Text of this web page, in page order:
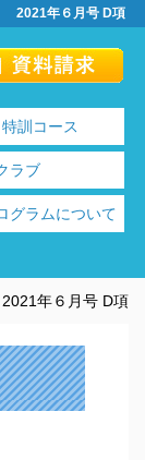
2021年６月号 D項
訓コース
ラブ
グラムについて
2021年６月号 D項